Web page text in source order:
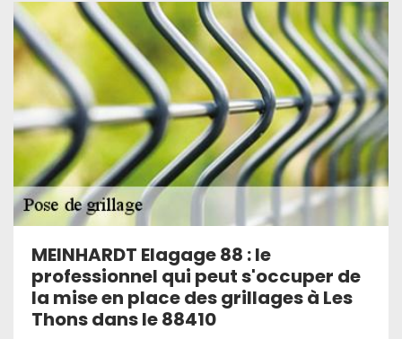
MEINHARDT Elagage 88 : le
professionnel qui peut s'occuper de
la mise en place des grillages à Les
Thons dans le 88410